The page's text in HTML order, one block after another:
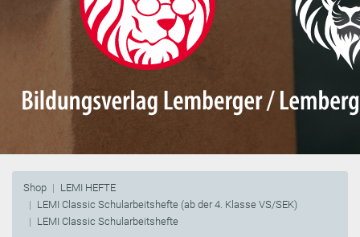
Shop
LEMI HEFTE
LEMI Classic Schularbeitshefte (ab der 4. Klasse VS/SEK)
LEMI Classic Schularbeitshefte